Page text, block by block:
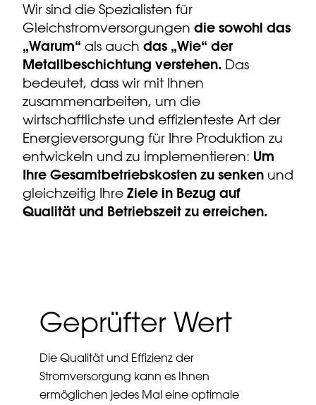
Wir sind die Spezialisten für
Gleichstromversorgungen die sowohl das
„Warum“ als auch das „Wie“ der
Metallbeschichtung verstehen. Das
bedeutet, dass wir mit Ihnen
zusammenarbeiten, um die
wirtschaftlichste und effizienteste Art der
Energieversorgung für Ihre Produktion zu
entwickeln und zu implementieren: Um
Ihre Gesamtbetriebskosten zu senken und
gleichzeitig Ihre Ziele in Bezug auf
Qualität und Betriebszeit zu erreichen.
Geprüfter Wert
Die Qualität und Effizienz der
Stromversorgung kann es Ihnen
ermöglichen jedes Mal eine optimale